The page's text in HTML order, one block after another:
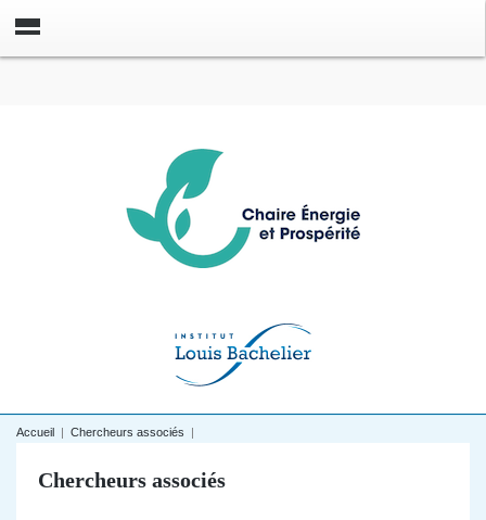
Accueil | Chercheurs associés |
Chercheurs associés